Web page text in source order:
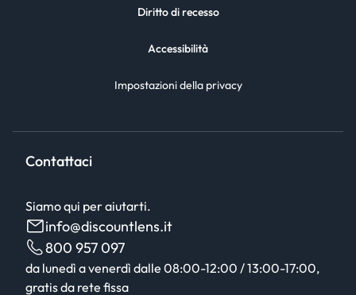
Diritto di recesso
Accessibilità
Impostazioni della privacy
Contattaci
Siamo qui per aiutarti.
info@discountlens.it
800 957 097
da lunedì a venerdì dalle 08:00-12:00 / 13:00-17:00,
gratis da rete fissa